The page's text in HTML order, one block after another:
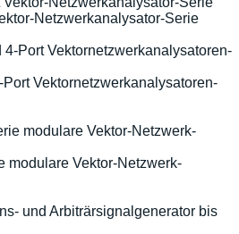
Netzwerkanalysator-Serie
Vektornetzwerkanalysatoren-
modulare Vektor-Netzwerk-